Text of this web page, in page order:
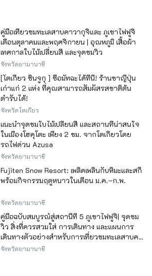
คู่มือเที่ยวชมทะเลสาบคาวากุจิและ ภูเขาไฟฟูจิ
เดือนตุลาคมและพฤศจิกายน | อุณหภูมิ เสื้อผ้า
เทศกาลใบไม้เปลี่ยนสี และจุดชมวิว
จังหวัดยามานาชิ
[โตเกียว ชินจูกุ ] ซื้อมัทฉะได้ที่นี่! ร้านชาญี่ปุ่น
เก่าแก่ 2 แห่ง ที่คุณสามารถสัมผัสรสชาติต้น
ตำรับได้!
จังหวัดโตเกียว
แนะนำจุดชมใบไม้เปลี่ยนสี และสถานที่น่าสนใจ
ในเมืองโฮคุโตะ เพียง 2 ชม. จากโตเกียวโดย
รถไฟด่วน Azusa
จังหวัดยามานาชิ
Fujiten Snow Resort: เพลิดเพลินกับหิมะและสกี
พร้อมกิจกรรมฤดูหนาวในเดือน ม.ค.–ก.พ.
จังหวัดยามานาชิ
คู่มือฉบับสมบูรณ์สู่สถานีที่ 5 ภูเขาไฟฟูจิ| จุดชม
วิว สิ่งที่ควรสวมใส่ การเดินทาง และแผนการ
เดินทางตัวอย่างสำหรับการเที่ยวชมทะเลสาบคา
วากุจิ
จังหวัดยามานาชิ